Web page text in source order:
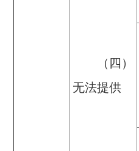
（四）
无法提供